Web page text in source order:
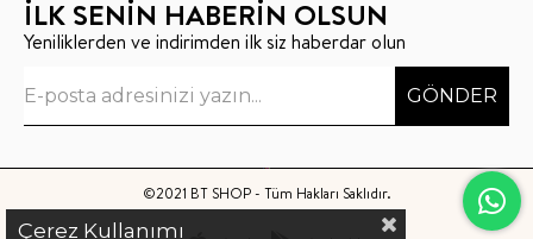
İLK SENİN HABERİN OLSUN
Yeniliklerden ve indirimden ilk siz haberdar olun
GÖNDER
©2021 BT SHOP - Tüm Hakları Saklıdır.
Çerez Kullanımı